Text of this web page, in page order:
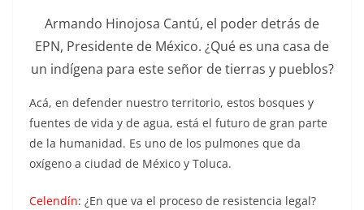
Armando Hinojosa Cantú, el poder detrás de
EPN, Presidente de México. ¿Qué es una casa de
un indígena para este señor de tierras y pueblos?
Acá, en defender nuestro territorio, estos bosques y
fuentes de vida y de agua, está el futuro de gran parte
de la humanidad. Es uno de los pulmones que da
oxígeno a ciudad de México y Toluca.
Celendín: ¿En que va el proceso de resistencia legal?